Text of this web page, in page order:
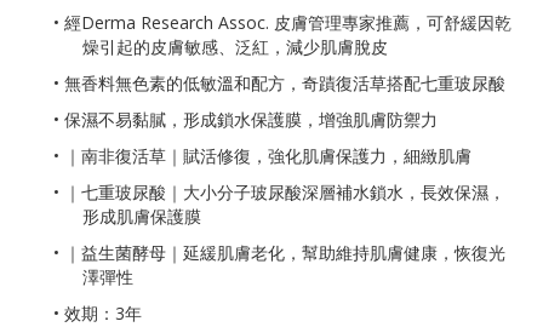
• 經Derma Research Assoc. 皮膚管理專家推薦，可舒緩因乾
燥引起的皮膚敏感、泛紅，減少肌膚脫皮
• 無香料無色素的低敏溫和配方，奇蹟復活草搭配七重玻尿酸
• 保濕不易黏膩，形成鎖水保護膜，增強肌膚防禦力
• ｜南非復活草｜賦活修復，強化肌膚保護力，細緻肌膚
• ｜七重玻尿酸｜大小分子玻尿酸深層補水鎖水，長效保濕，
形成肌膚保護膜
• ｜益生菌酵母｜延緩肌膚老化，幫助維持肌膚健康，恢復光
澤彈性
• 效期：3年